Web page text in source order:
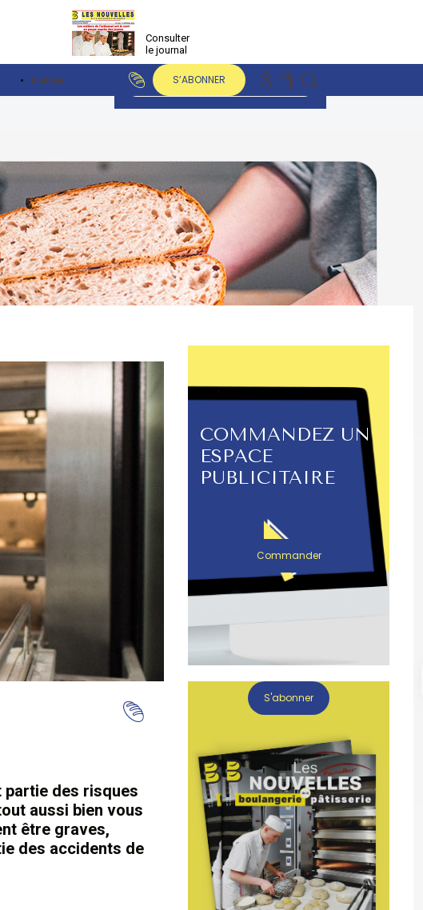
Consulter
le journal
Boutique S’ABONNER
partie des risques
aussi bien vous
être graves,
des accidents de
COMMANDEZ UN
ESPACE
PUBLICITAIRE
Commander
S'abonner